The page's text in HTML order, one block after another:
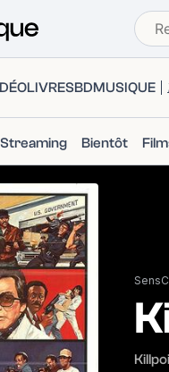
LIVRESBDMUSIQUE
Streaming Bientôt